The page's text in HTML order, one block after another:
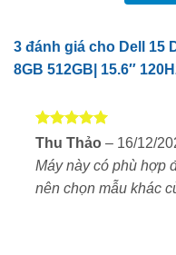
Dell 15 DC15250
nhưng tinh tế. Màu
khoảng 1.6kg nên dễ
Màn hình viền mỏng
hơn. Không gian hiển
3 đánh giá cho Dell 15
8GB 512GB| 15.6″
Được xếp
sao
Thu Thảo – 16/12/
Máy này có phù hợp
nên chọn mẫu khác